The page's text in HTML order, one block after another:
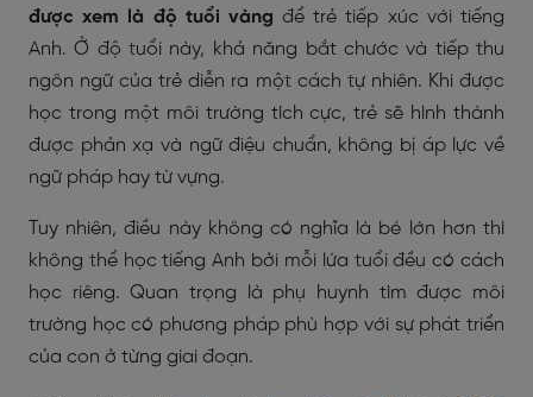
được xem là độ tuổi vàng để trẻ tiếp xúc với tiếng
Anh. Ở độ tuổi này, khả năng bắt chước và tiếp thu
ngôn ngữ của trẻ diễn ra một cách tự nhiên. Khi được
học trong một môi trường tích cực, trẻ sẽ hình thành
được phản xạ và ngữ điệu chuẩn, không bị áp lực về
ngữ pháp hay từ vựng.
Tuy nhiên, điều này không có nghĩa là bé lớn hơn thì
không thể học tiếng Anh bởi mỗi lứa tuổi đều có cách
học riêng. Quan trọng là phụ huynh tìm được môi
trường học có phương pháp phù hợp với sự phát triển
của con ở từng giai đoạn.